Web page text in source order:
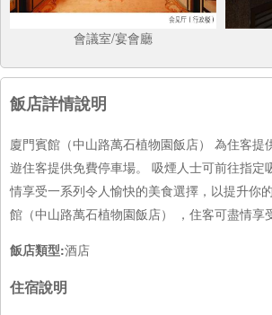
會議室/宴會廳
飯店詳情說明
廈門賓館（中山路萬石植物園飯店） 為住客
遊住客提供免費停車場。 吸煙人士可前往指
情享受一系列令人愉快的美食選擇，以提升你
館（中山路萬石植物園飯店） ，住客可盡情
飯店類型:酒店
住宿說明